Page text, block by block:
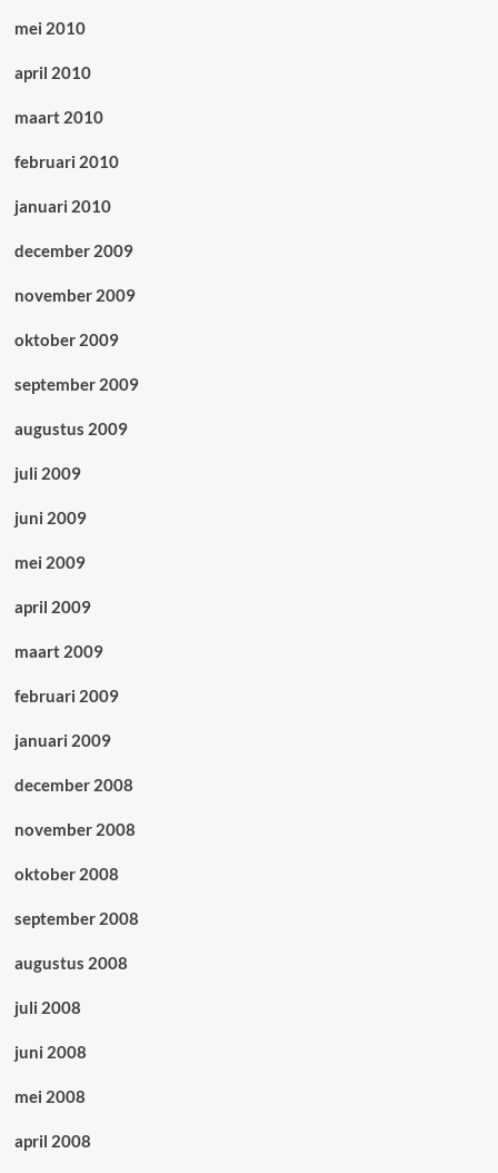
mei 2010
april 2010
maart 2010
februari 2010
januari 2010
december 2009
november 2009
oktober 2009
september 2009
augustus 2009
juli 2009
juni 2009
mei 2009
april 2009
maart 2009
februari 2009
januari 2009
december 2008
november 2008
oktober 2008
september 2008
augustus 2008
juli 2008
juni 2008
mei 2008
april 2008